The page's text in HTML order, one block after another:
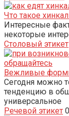
Что такое
Интересные
некоторые
Столовый этикет
Вежливые
Сегодня можно
тенденцию в
универсальное
Речевой этикет 0